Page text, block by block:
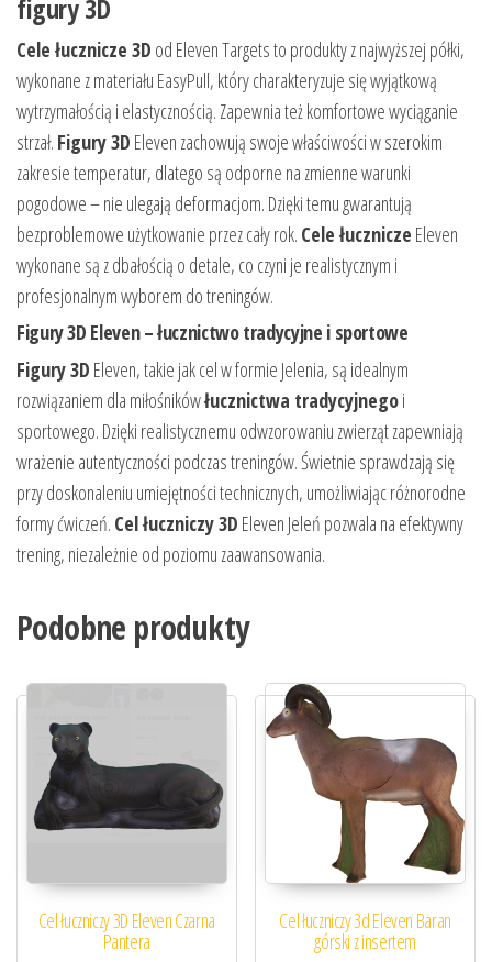
figury 3D
Cele łucznicze 3D od Eleven Targets to produkty z najwyższej półki,
wykonane z materiału EasyPull, który charakteryzuje się wyjątkową
wytrzymałością i elastycznością. Zapewnia też komfortowe wyciąganie
strzał. Figury 3D Eleven zachowują swoje właściwości w szerokim
zakresie temperatur, dlatego są odporne na zmienne warunki
pogodowe – nie ulegają deformacjom. Dzięki temu gwarantują
bezproblemowe użytkowanie przez cały rok. Cele łucznicze Eleven
wykonane są z dbałością o detale, co czyni je realistycznym i
profesjonalnym wyborem do treningów.
Figury 3D Eleven – łucznictwo tradycyjne i sportowe
Figury 3D Eleven, takie jak cel w formie Jelenia, są idealnym
rozwiązaniem dla miłośnikówłucznictwa tradycyjnegoi
sportowego. Dzięki realistycznemu odwzorowaniu zwierząt zapewniają
wrażenie autentyczności podczas treningów. Świetnie sprawdzają się
przy doskonaleniu umiejętności technicznych, umożliwiając różnorodne
formy ćwiczeń. Cel łuczniczy 3D Eleven Jeleń pozwala na efektywny
trening, niezależnie od poziomu zaawansowania.
Podobne produkty
Cel łuczniczy 3D Eleven Czarna
Pantera
Cel łuczniczy 3d Eleven Baran
górski z insertem